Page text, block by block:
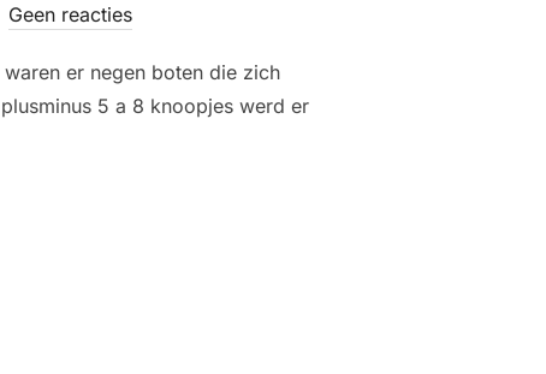
Geen reacties
er negen boten die zich
5 a 8 knoopjes werd er